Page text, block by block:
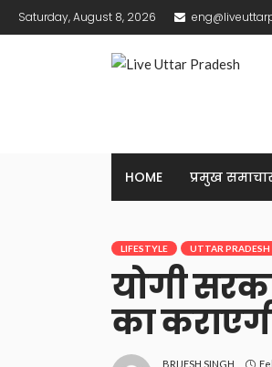
Saturday, August 8, 2026
HOME प्रमुख
LIFESTYLE UTTAR PRADESH
योगी
का
BRIJESH SINGH